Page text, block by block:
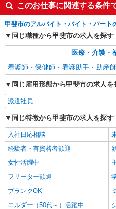
円 ・個別訪問(対
遠隔面談 1件：
件：1,000円〜
※上記金額に消
します ※交通費
援内容により細
【活動エリア
キープ
SOMPOヘルスサポート株式会社 全
保健師・管理栄
報酬：出来高制 報酬額（消費税抜き）
談 1件：1,500
1,000円〜1,429
※上記金額に消費
します ※交通費
援内容により細
このお仕事に関連する条件
甲斐市のアルバイト・バイト・パート
同じ職種から甲斐市の求人を探す
医療・介護・
看護師・保健師・看護助手・助産師
同じ雇用形態から甲斐市の求人を
派遣社員
同じ特徴から甲斐市の求人を探す
入社日応相談
経験者・有資格者歓迎
女性活躍中
フリーター歓迎
ブランクOK
エルダー（50代～）活躍中